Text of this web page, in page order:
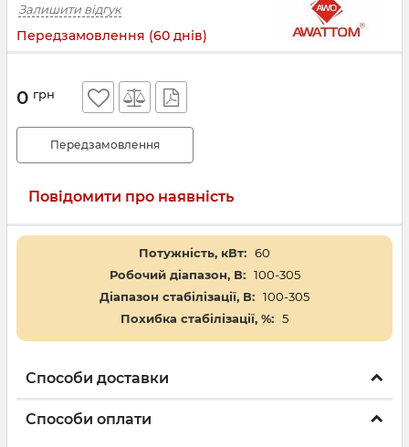
Залишити відгук
Передзамовлення (60 днів)
0 грн
Передзамовлення
Повідомити про наявність
Потужність, кВт: 60
Робочий діапазон, В: 100-305
Діапазон стабілізації, В: 100-305
Похибка стабілізації, %: 5
Способи доставки
Способи оплати